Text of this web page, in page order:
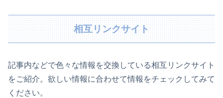
相互リンクサイト
記事内などで色々な情報を交換している相互リンクサイト
をご紹介。欲しい情報に合わせて情報をチェックしてみて
ください。